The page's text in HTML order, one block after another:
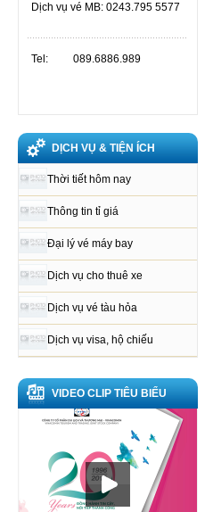
Dịch vụ vé MB: 0243.795 5577
Tel: 089.6886.989
DỊCH VỤ & TIỆN ÍCH
Thời tiết hôm nay
Thông tin tỉ giá
Đại lý vé máy bay
Dịch vụ cho thuê xe
Dịch vụ vé tàu hỏa
Dịch vụ visa, hộ chiếu
VIDEO CLIP TIÊU BIỂU